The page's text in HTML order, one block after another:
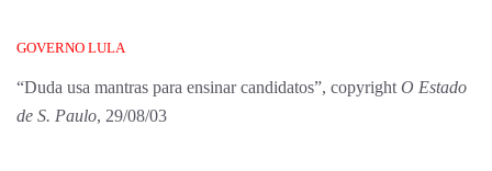
GOVERNO LULA
“Duda usa mantras para ensinar candidatos”, copyright O Estado
de S. Paulo, 29/08/03